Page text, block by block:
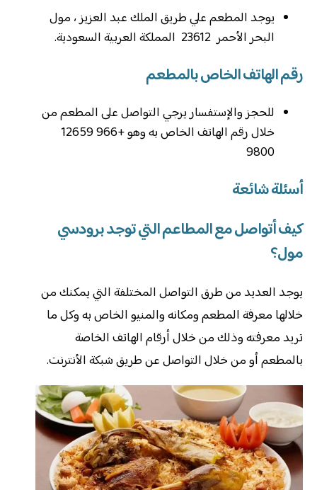
يوجد المطعم علي طريق الملك عبد العزيز ، مول
البحر الأحمر 23612 المملكة العربية السعودية.
رقم الهاتف الخاص بالمطعم
للحجز والإستفسار يرجي التواصل على المطعم من
خلال رقم الهاتف الخاص به وهو +966 12659
9800
أسئلة شائعة
كيف أتواصل مع المطاعم التي توجد برودسي
مول؟
يوجد العديد من طرق التواصل المختلفة التي يمكنك من
خلالها معرفة المطعم ومكانه والمنيو الخاص به وكل ما
تريد معرفته وذلك من خلال أرقام الهاتف الخاصة
بالمطعم أو من خلال التواصل عن طريق شبكة الأنترنت.